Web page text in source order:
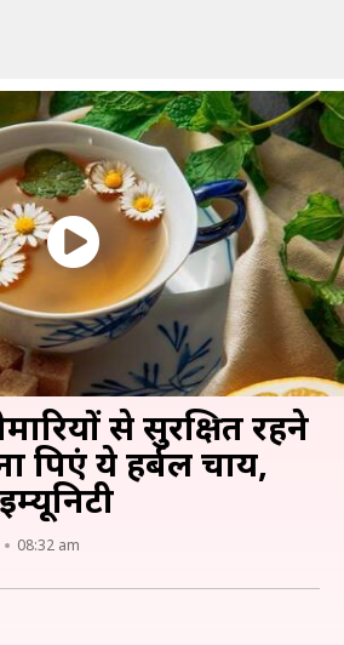
से सुरक्षित रहने
पिएं ये हर्बल चाय,
08:32 am